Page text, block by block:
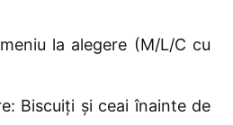
la alegere (M/L/C cu
Biscuiți și ceai înainte de